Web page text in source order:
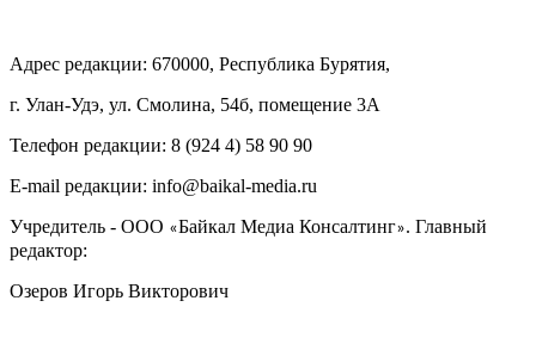
Адрес редакции: 670000, Республика Бурятия,
г. Улан-Удэ, ул. Смолина, 54б, помещение 3А
Телефон редакции: ‎‎8 (924 4) 58 90 90
E-mail редакции: info@baikal-media.ru
Учредитель - ООО «Байкал Медиа Консалтинг». Главный
редактор:
Озеров Игорь Викторович